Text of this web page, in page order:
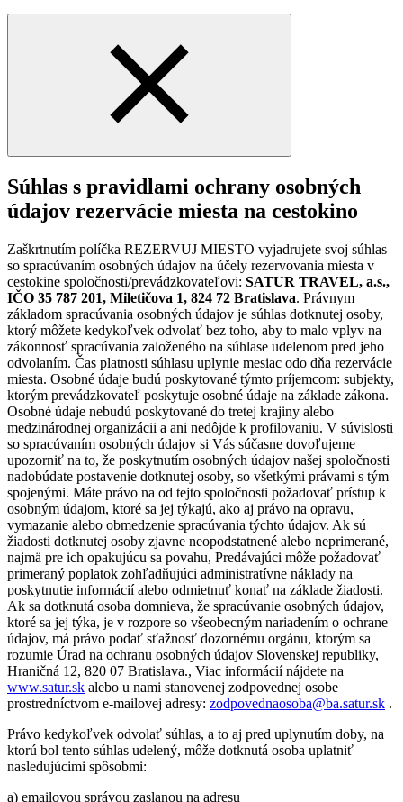
Súhlas s pravidlami ochrany osobných
údajov rezervácie miesta na cestokino
Zaškrtnutím políčka REZERVUJ MIESTO vyjadrujete svoj súhlas
so spracúvaním osobných údajov na účely rezervovania miesta v
cestokine spoločnosti/prevádzkovateľovi: SATUR TRAVEL, a.s.,
IČO 35 787 201, Miletičova 1, 824 72 Bratislava. Právnym
základom spracúvania osobných údajov je súhlas dotknutej osoby,
ktorý môžete kedykoľvek odvolať bez toho, aby to malo vplyv na
zákonnosť spracúvania založeného na súhlase udelenom pred jeho
odvolaním. Čas platnosti súhlasu uplynie mesiac odo dňa rezervácie
miesta. Osobné údaje budú poskytované týmto príjemcom: subjekty,
ktorým prevádzkovateľ poskytuje osobné údaje na základe zákona.
Osobné údaje nebudú poskytované do tretej krajiny alebo
medzinárodnej organizácii a ani nedôjde k profilovaniu. V súvislosti
so spracúvaním osobných údajov si Vás súčasne dovoľujeme
upozorniť na to, že poskytnutím osobných údajov našej spoločnosti
nadobúdate postavenie dotknutej osoby, so všetkými právami s tým
spojenými. Máte právo na od tejto spoločnosti požadovať prístup k
osobným údajom, ktoré sa jej týkajú, ako aj právo na opravu,
vymazanie alebo obmedzenie spracúvania týchto údajov. Ak sú
žiadosti dotknutej osoby zjavne neopodstatnené alebo neprimerané,
najmä pre ich opakujúcu sa povahu, Predávajúci môže požadovať
primeraný poplatok zohľadňujúci administratívne náklady na
poskytnutie informácií alebo odmietnuť konať na základe žiadosti.
Ak sa dotknutá osoba domnieva, že spracúvanie osobných údajov,
ktoré sa jej týka, je v rozpore so všeobecným nariadením o ochrane
údajov, má právo podať sťažnosť dozornému orgánu, ktorým sa
rozumie Úrad na ochranu osobných údajov Slovenskej republiky,
Hraničná 12, 820 07 Bratislava., Viac informácií nájdete na
www.satur.sk alebo u nami stanovenej zodpovednej osobe
prostredníctvom e-mailovej adresy: zodpovednaosoba@ba.satur.sk .
Právo kedykoľvek odvolať súhlas, a to aj pred uplynutím doby, na
ktorú bol tento súhlas udelený, môže dotknutá osoba uplatniť
nasledujúcimi spôsobmi:
a) emailovou správou zaslanou na adresu